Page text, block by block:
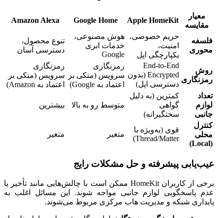
معیار
مقایسه
Apple HomeKit
Google Home
Amazon Alexa
فلسفه
محوری
حریم خصوصی،
امنیت،
یکپارچگی اپل
هوش مصنوعی،
خدمات ابری
Google
تنوع محصول،
دسترسی آسان
روش
رمزنگاری
End-to-End
Encrypted (بدون
دسترسی اپل)
رمزنگاری
سرویس (متکی بر
اعتماد به Google)
رمزنگاری
سرویس (متکی بر
اعتماد به Amazon)
تعداد
لوازم
جانبی
کمترین (به دلیل
گواهی
سختگیرانه)
متوسط رو به بالا بیشترین
کنترل
محلی
(Local)
قوی (به‌ویژه با
Thread/Matter)
متغیر متغیر
عیب‌یابی پیشرفته و حل مشکلات رایج
برخی از کاربران HomeKit ممکن است با چالش‌هایی مانند تأخیر یا
عدم پاسخگویی لوازم جانبی مواجه شوند. این مسائل اغلب به
پایداری شبکه و مدیریت هاب مرکزی مربوط می‌شوند.